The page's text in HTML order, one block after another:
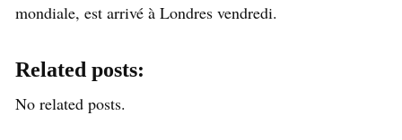
mondiale, est arrivé à Londres vendredi.
Related posts:
No related posts.